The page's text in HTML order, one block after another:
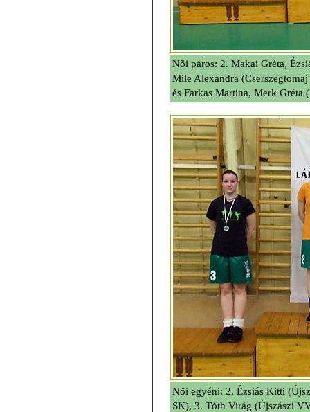
Nõi páros: 2. Makai Gréta,
Mile Alexandra
és Farkas Martina, Merk Gréta
Nõi egyéni: 2. Ézsiás Kitti
SK), 3. Tóth Virág (Újszászi